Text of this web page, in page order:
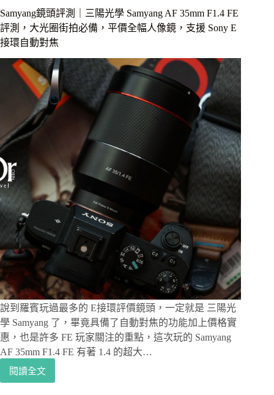
光
學
Samyang
AF
50mm
F1.4
FE
評
測，
平
價
鏡，
支
援
Sony
E
接
環
動
對
焦
Samyang鏡頭評測｜三陽光學 Samyang AF 35mm F1.4 FE
評測，大光圈街拍必備，平價全幅人像鏡，支援 Sony E
接環自動對焦
說到羅賓玩過最多的 E接環評價鏡頭，一定就是 三陽光
學 Samyang 了，畢竟具備了自動對焦的功能加上價格實
惠，也是許多 FE 玩家關注的重點，這次玩的 Samyang
AF 35mm F1.4 FE 有著 1.4 的超大…
閱讀全文
Samyang